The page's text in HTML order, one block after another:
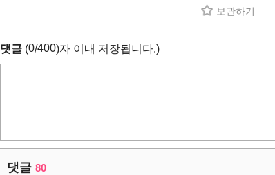
보관하기
댓글 (0/400)자 이내 저장됩니다.)
댓글 80